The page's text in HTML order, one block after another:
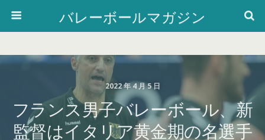
バレーボールマガジン
2022 年 4 月 5 日
フランス男子バレーボール、新
監督はイタリア黄金期の名選手